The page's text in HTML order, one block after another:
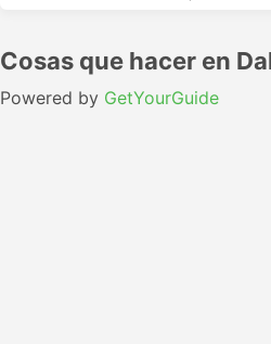
Cosas que hacer en
Powered by GetYourGuide